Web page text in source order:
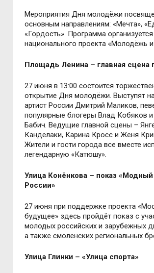
Мероприятия Дня молодёжи
основным направлениям: «Мечта»,
«Гордость». Программа
национального проекта «Молодёжь и
Площадь Ленина – главная сцена
27 июня в 13:00 состоится
открытие Дня молодёжи. Выступят
артист России Дмитрий Маликов,
популярные блогеры Влад Кобяков и
Бабич. Ведущие главной сцены –
Канделаки, Карина Кросс и Женя
Жители и гости города все вместе
легендарную «Катюшу».
Улица Конёнкова – показ «Модный
России»
27 июня при поддержке проекта
будущее» здесь пройдёт показ с
молодых российских и зарубежных
а также смоленских региональных
Улица Глинки – «Улица спорта»